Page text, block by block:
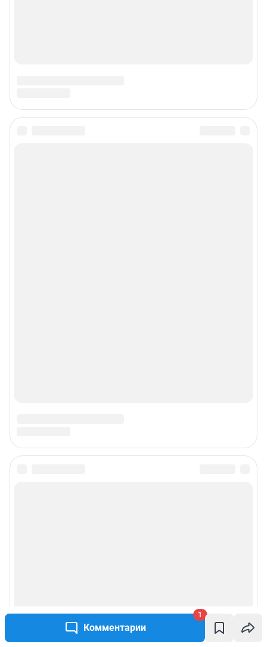
Комментарии
1